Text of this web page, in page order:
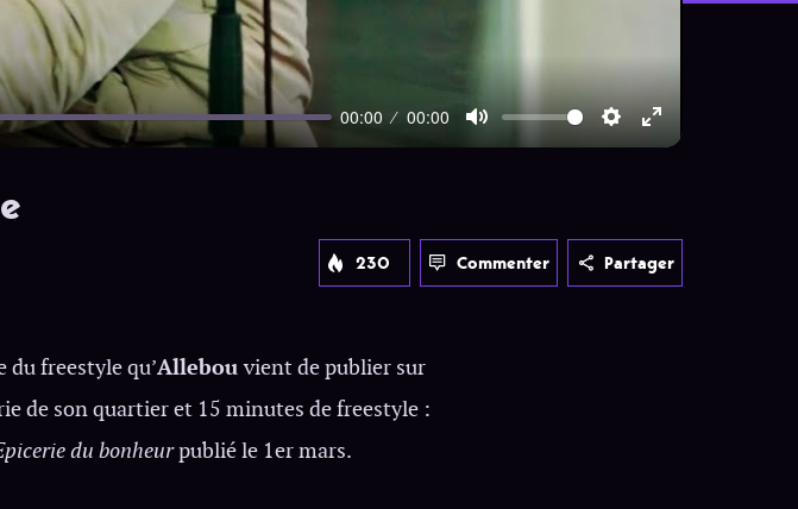
00:00 00:00
Mute Settings
Enter
230 Commenter Partager
du freestyle qu’Allebouvient de publier sur
de son quartier et 15 minutes de freestyle :
du bonheurpublié le 1er mars.